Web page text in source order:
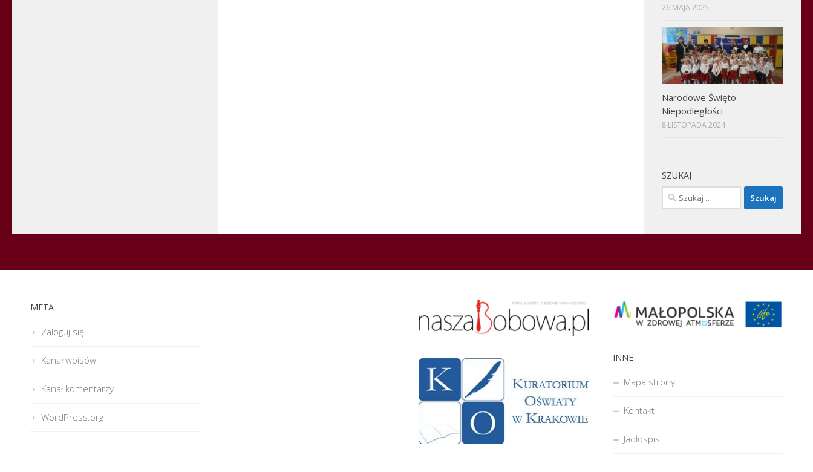
26 MAJA 2025
Narodowe Święto
Niepodległości
8 LISTOPADA 2024
SZUKAJ
Szukaj:
META
Zaloguj się
Kanał wpisów
Kanał komentarzy
WordPress.org
INNE
Mapa strony
Kontakt
Jadłospis